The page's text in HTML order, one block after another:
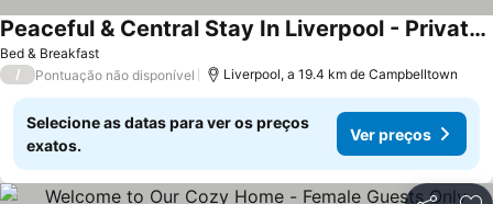
Bed & Breakfast
Peaceful & Central Stay In Liverpool - Private Double Room - Shared Bathroom
/ Pontuação não disponível Liverpool, a 19.4 km de Campbelltown
Selecione as datas para ver os preços
exatos.
Ver preços